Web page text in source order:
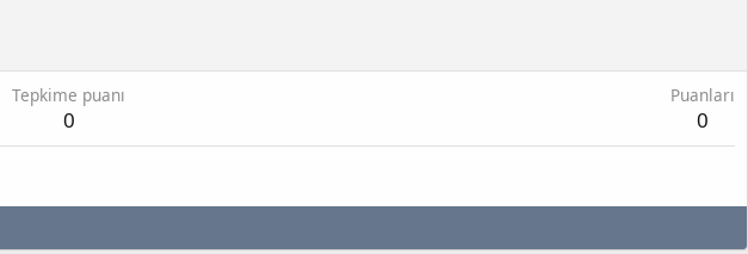
Tepkime puanı
0
Puanları
0